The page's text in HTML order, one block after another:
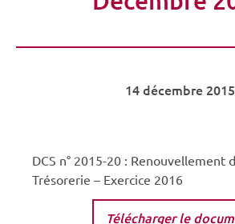
14 décembre 2015
DCS n° 2015-20 : Renouvellement
Trésorerie – Exercice 2016
Télécharger le